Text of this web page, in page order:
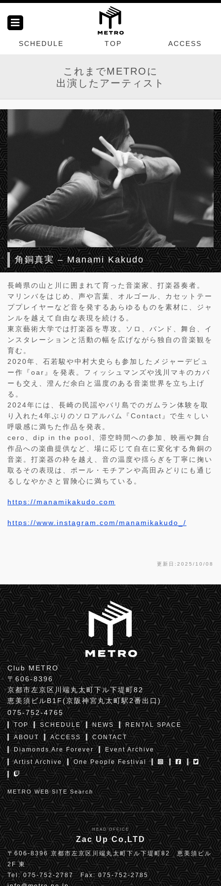
SCHEDULE TOP ACCESS
これまでMETROに
出演したアーティスト
角銅真実 – Manami Kakudo
長崎県の山と川に囲まれて育った音楽家、打楽器奏者。
マリンバをはじめ、声や言葉、オルゴール、カセットテー
ププレイヤーなど音を発するあらゆるものを素材に、ジャ
ンルを越えて自由な表現を続ける。
東京藝術大学では打楽器を専攻。ソロ、バンド、舞台、イ
ンスタレーションと活動の幅を広げながら独自の音楽観を
育む。
2020年、石若駿や中村大史らも参加したメジャーデビュ
ー作『oar』を発表。フィッシュマンズや浅川マキのカバ
ーも交え、澄んだ余白と温度のある音楽世界を立ち上げ
る。
2024年には、長崎の民謡やバリ島でのガムラン体験を取
り入れた4年ぶりのソロアルバム『Contact』で生々しい
呼吸感に満ちた作品を発表。
cero、dip in the pool、滞空時間への参加、映画や舞台
作品への楽曲提供など、場に応じて自在に変化する角銅の
音楽。打楽器の枠を越え、音の温度や揺らぎを丁寧に掬い
取るその表現は、ポール・モチアンや高田みどりにも通じ
るしなやかさと冒険心に満ちている。
https://manamikakudo.com
https://www.instagram.com/manamikakudo_/
更新日:2025/10/08
Club METRO
〒606-8396
京都市左京区川端丸太町下ル下堤町82
恵美須ビルB1F(京阪神宮丸太町駅2番出口)
075-752-4765
TOP SCHEDULE NEWS
RENTAL SPACE
ABOUT
ACCESS
CONTACT
Diamonds Are Forever
Event Archive
Artist Archive
One People Festival
METRO WEB SITE Search
HEAD OFFICE
Zac Up Co,LTD
〒606-8396 京都市左京区川端丸太町下ル下堤町82 恵美須ビル
2F 東
Tel: 075-752-2787 Fax: 075-752-2785